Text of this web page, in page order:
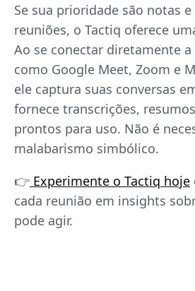
Se sua prioridade são notas
reuniões, o Tactiq oferece
Ao se conectar diretamente
como Google Meet, Zoom e
ele captura suas conversas
fornece transcrições,
prontos para uso. Não é
malabarismo simbólico.
👉 Experimente o Tactiq hoje
cada reunião em insights
pode agir.